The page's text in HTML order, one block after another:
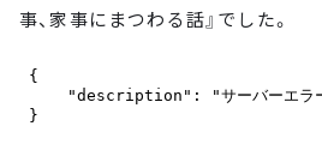
事、家事にまつわる話』でした。